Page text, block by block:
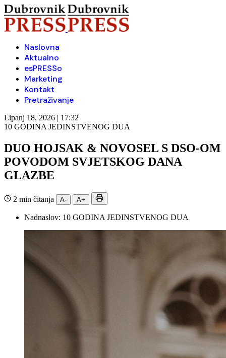
Naslovna
Aktualno
esPRESSo
Marketing
Kontakt
Pretraživanje
Lipanj 18, 2026 | 17:32
10 GODINA JEDINSTVENOG DUA
DUO HOJSAK & NOVOSEL S DSO-OM
POVODOM SVJETSKOG DANA
GLAZBE
2 min čitanja A- A+
Nadnaslov: 10 GODINA JEDINSTVENOG DUA